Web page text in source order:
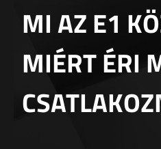
MI AZ E1
MIÉRT ÉRI